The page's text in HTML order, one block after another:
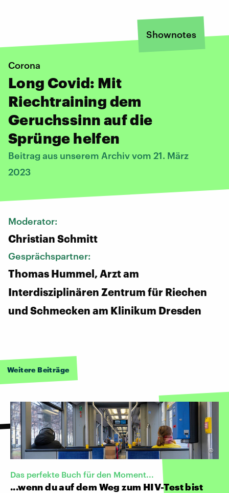
Shownotes
Corona
Long Covid: Mit
Riechtraining dem
Geruchssinn auf die
Sprünge helfen
Beitrag aus unserem Archiv vom 21. März
2023
Moderator:
Christian Schmitt
Gesprächspartner:
Thomas Hummel, Arzt am
Interdisziplinären Zentrum für Riechen
und Schmecken am Klinikum Dresden
Weitere Beiträge
©
Das perfekte Buch für den Moment...
...wenn du auf dem Weg zum HIV-Test bist